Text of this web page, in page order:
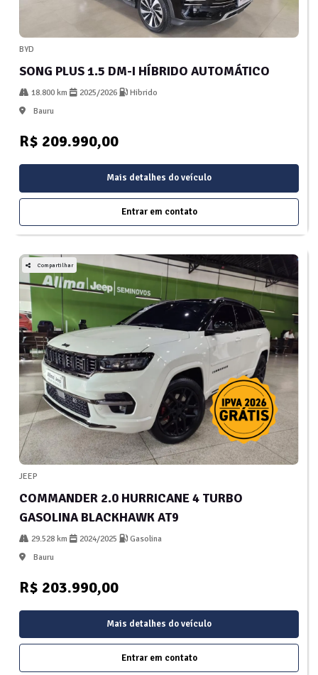
BYD
SONG PLUS 1.5 DM-I HÍBRIDO AUTOMÁTICO
18.800 km 2025/2026
Hibrido
Bauru
R$ 209.990,00
Mais detalhes do veículo
Entrar em contato
Compartilhar
JEEP
COMMANDER 2.0 HURRICANE 4 TURBO
GASOLINA BLACKHAWK AT9
29.528 km 2024/2025
Gasolina
Bauru
R$ 203.990,00
Mais detalhes do veículo
Entrar em contato